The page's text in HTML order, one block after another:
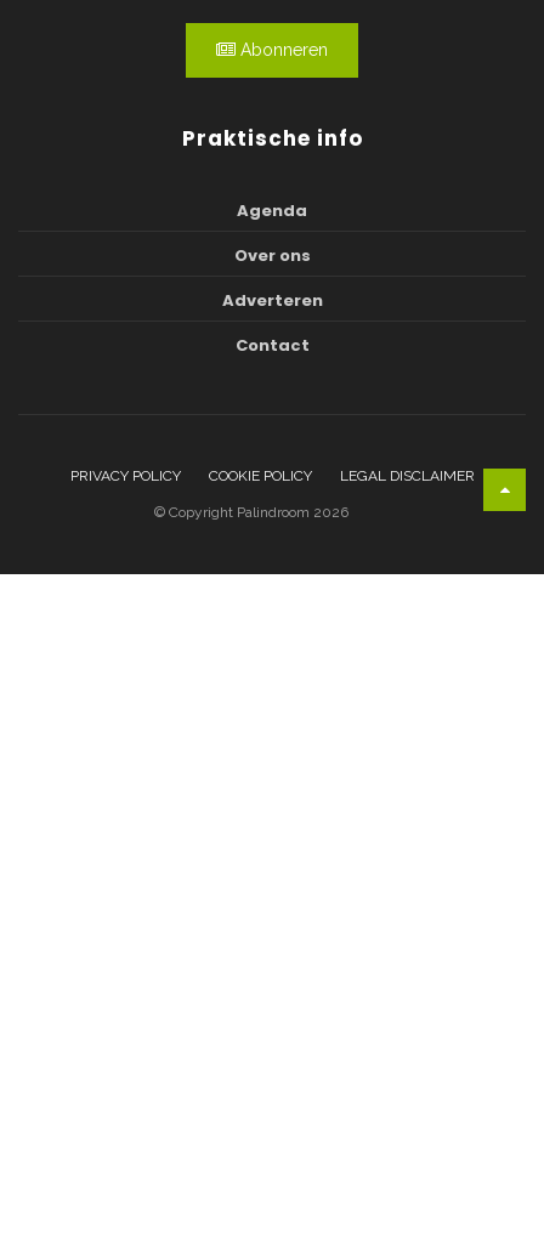
Abonneren
Praktische info
Agenda
Over ons
Adverteren
Contact
PRIVACY POLICY COOKIE POLICY LEGAL DISCLAIMER
© Copyright Palindroom 2026